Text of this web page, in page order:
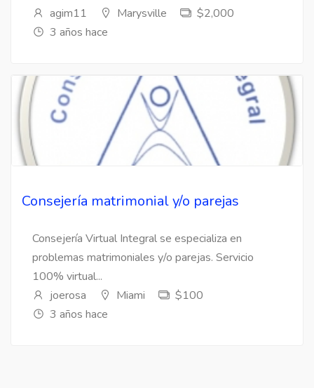
agim11
Marysville
$2,000
3 años hace
Consejería matrimonial y/o parejas
Consejería Virtual Integral se especializa en
problemas matrimoniales y/o parejas. Servicio
100% virtual...
joerosa
Miami
$100
3 años hace